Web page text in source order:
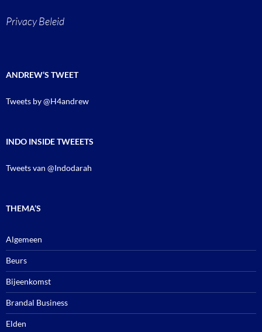
Privacy Beleid
ANDREW’S TWEET
Tweets by @H4andrew
INDO INSIDE TWEEETS
Tweets van @Indodarah
THEMA’S
Algemeen
Beurs
Bijeenkomst
Brandal Business
Elden